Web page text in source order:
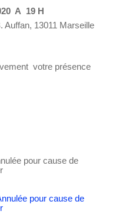
A 19 H
Auffan, 13011 Marseille
votre présence
pour cause de